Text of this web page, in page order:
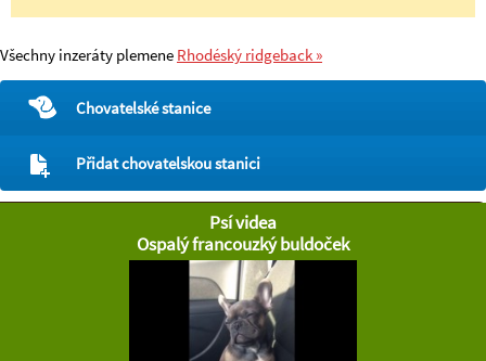
Všechny inzeráty plemene Rhodéský ridgeback »
Chovatelské stanice
Přidat chovatelskou stanici
Psí videa
Ospalý francouzký buldoček